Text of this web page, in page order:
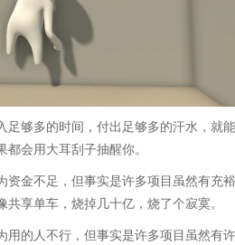
足够多的时间，付出足够多的汗水，就能
会用大耳刮子抽醒你。
资金不足，但事实是许多项目虽然有充裕
享单车，烧掉几十亿，烧了个寂寞。
用的人不行，但事实是许多项目虽然有许